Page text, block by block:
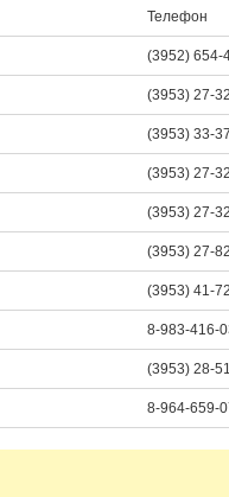
Телефон
(3952) 654-
(3953) 27-
(3953) 33-
(3953) 27-
(3953) 27-
(3953) 27-
(3953) 41-
8-983-416-
(3953) 28-
8-964-659-